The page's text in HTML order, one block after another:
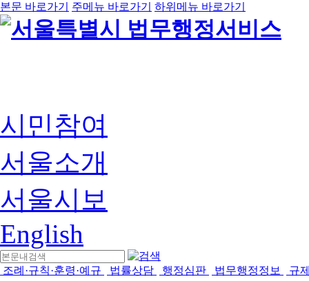
본문 바로가기 주메뉴 바로가기 하위메뉴 바로가기
시민참여
서울소개
서울시보
English
조례·규칙·훈령·예규 법률상담 행정심판 법무행정정보 규